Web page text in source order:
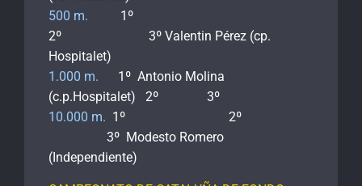
500 m. 1º
2º 3º Valentin Pérez (cp.
Hospitalet)
1.000 m.
1º Antonio Molina
(c.p.Hospitalet) 2º 3º
10.000 m. 1º 2º
3º Modesto Romero
(Independiente)